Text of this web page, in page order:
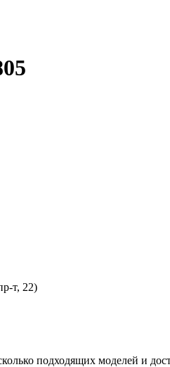
т, 22)
подходящих моделей и